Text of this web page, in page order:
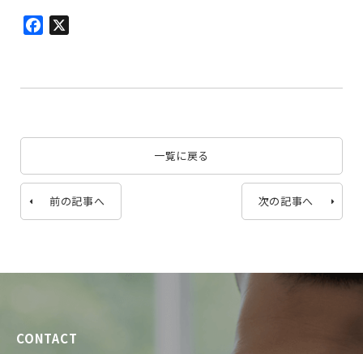
Facebook
一覧に戻る
前の記事へ 次の記事へ
CONTACT